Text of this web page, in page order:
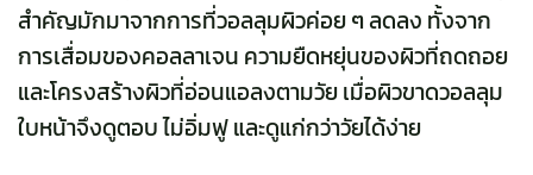
สำคัญมักมาจากการที่วอลลุมผิวค่อย ๆ ลดลง ทั้งจาก
การเสื่อมของคอลลาเจน ความยืดหยุ่นของผิวที่ถดถอย
และโครงสร้างผิวที่อ่อนแอลงตามวัย เมื่อผิวขาดวอลลุม
ใบหน้าจึงดูตอบ ไม่อิ่มฟู และดูแก่กว่าวัยได้ง่าย